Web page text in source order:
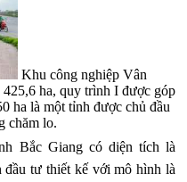
Khu công nghiệp Vân
ha, quy trình I được góp
ha là một tỉnh được chủ đầu
chăm lo.
Bắc Giang có diện tích là
tư thiết kế với mô hình là